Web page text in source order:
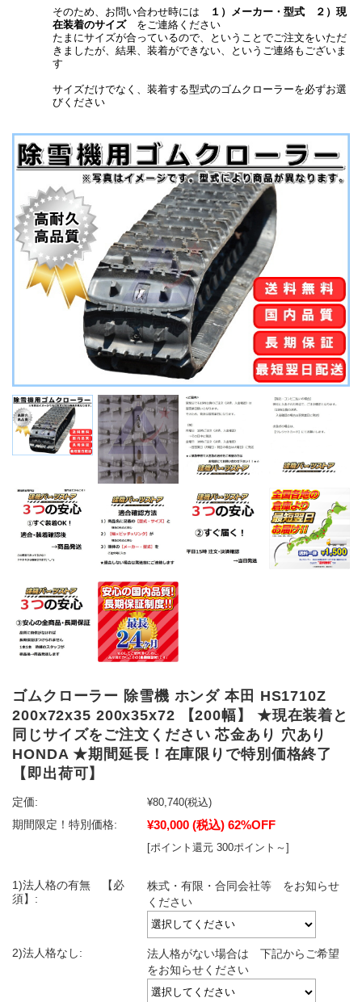
そのため、お問い合わせ時には
１）メーカー・型式 ２）現
在装着のサイズをご連絡ください
たまにサイズが合っているので、ということでご注文をいただ
きましたが、結果、装着ができない、というご連絡もございま
す
サイズだけでなく、装着する型式のゴムクローラーを必ずお選
びください
ゴムクローラー 除雪機 ホンダ 本田 HS1710Z
200x72x35 200x35x72 【200幅】 ★現在装着と
同じサイズをご注文ください 芯金あり 穴あり
HONDA ★期間延長！在庫限りで特別価格終了
【即出荷可】
定価: ¥80,740(税込)
期間限定！特別価格:
¥30,000 (税込) 62%OFF
[ポイント還元 300ポイント～]
1)法人格の有無 【必
須】:
株式・有限・合同会社等 をお知らせ
ください
2)法人格なし:
法人格がない場合は 下記からご希望
をお知らせください